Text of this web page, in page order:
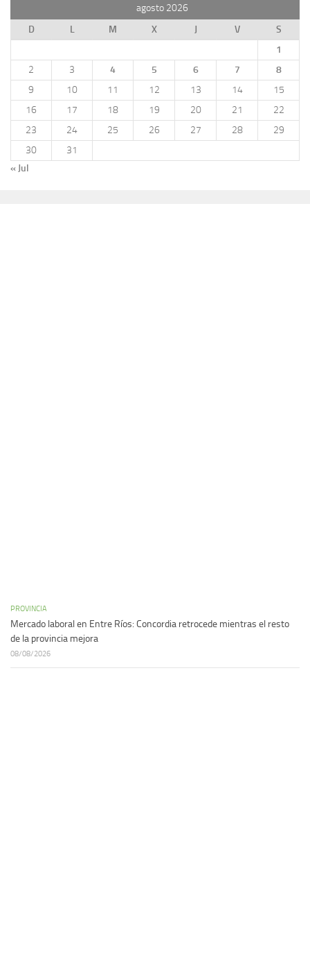
agosto 2026
D
L M X J V
S
1
2
3 4 5 6 7
8
9
10 11 12 13 14
15
16
17 18 19 20 21
22
23
24 25 26 27 28
29
30
31
« Jul
PROVINCIA
Mercado laboral en Entre Ríos: Concordia retrocede mientras el resto
de la provincia mejora
08/08/2026